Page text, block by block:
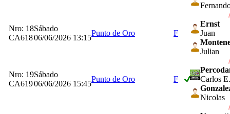
Nro: 18
CA618
Sábado
06/06/2026 13:15
Punto de Oro F
Ernst
Juan
Julian
Nro: 19
CA619
Sábado
06/06/2026 15:45
Punto de Oro F
Carlos E.
Nicolas